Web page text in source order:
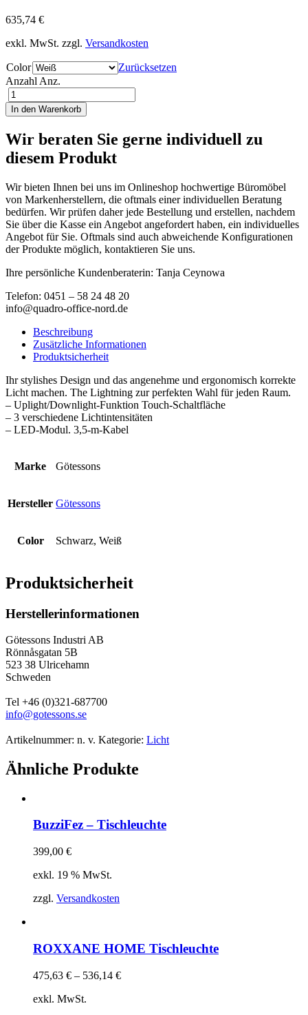
635,74 €
exkl. MwSt. zzgl. Versandkosten
Color
Zurücksetzen
Anzahl Anz.
In den Warenkorb
Wir beraten Sie gerne individuell zu
diesem Produkt
Wir bieten Ihnen bei uns im Onlineshop hochwertige Büromöbel
von Markenherstellern, die oftmals einer individuellen Beratung
bedürfen. Wir prüfen daher jede Bestellung und erstellen, nachdem
Sie über die Kasse ein Angebot angefordert haben, ein individuelles
Angebot für Sie. Oftmals sind auch abweichende Konfigurationen
der Produkte möglich, kontaktieren Sie uns.
Ihre persönliche Kundenberaterin: Tanja Ceynowa
Telefon: 0451 – 58 24 48 20
info@quadro-office-nord.de
Beschreibung
Zusätzliche Informationen
Produktsicherheit
Ihr stylishes Design und das angenehme und ergonomisch korrekte
Licht machen. The Lightning zur perfekten Wahl für jeden Raum.
– Uplight/Downlight-Funktion Touch-Schaltfläche
– 3 verschiedene Lichtintensitäten
– LED-Modul. 3,5-m-Kabel
Marke Götessons
Hersteller Götessons
Color Schwarz, Weiß
Produktsicherheit
Herstellerinformationen
Götessons Industri AB
Rönnåsgatan 5B
523 38 Ulricehamn
Schweden
Tel +46 (0)321-687700
info@gotessons.se
Artikelnummer: n. v. Kategorie: Licht
Ähnliche Produkte
BuzziFez – Tischleuchte
399,00 €
exkl. 19 % MwSt.
zzgl. Versandkosten
ROXXANE HOME Tischleuchte
475,63 € – 536,14 €
exkl. MwSt.